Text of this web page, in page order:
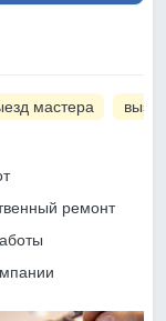
мастера
ремонт